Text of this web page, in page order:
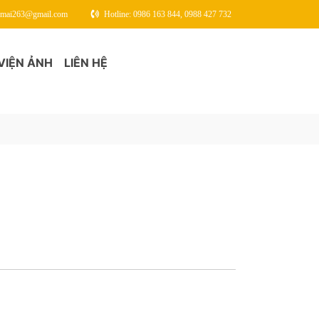
Hotline: 0986 163 844, 0988 427 732
ẢNH LIÊN HỆ